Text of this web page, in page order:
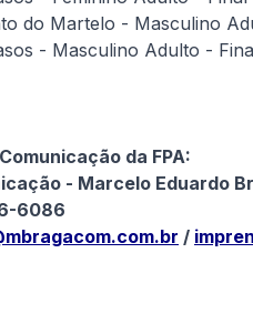
do Martelo - Masculino
- Masculino Adulto -
da FPA:
- Marcelo Eduardo
6086
/